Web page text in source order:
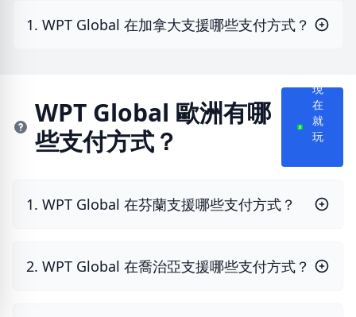
1. WPT Global 在加拿大支援哪些支付方式？
WPT Global 歐洲有哪
些支付方式？
現
在
就
玩
1. WPT Global 在芬蘭支援哪些支付方式？
2. WPT Global 在喬治亞支援哪些支付方式？